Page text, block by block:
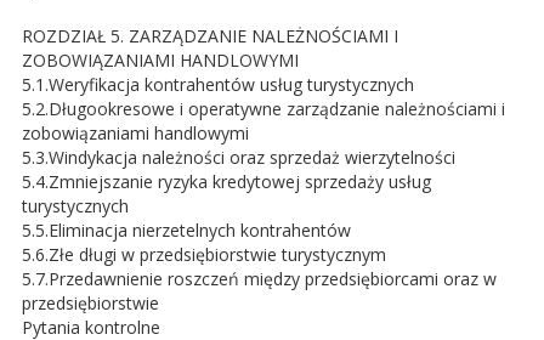
ROZDZIAŁ 5. ZARZĄDZANIE NALEŻNOŚCIAMI I
ZOBOWIĄZANIAMI HANDLOWYMI
5.1.Weryfikacja kontrahentów usług turystycznych
5.2.Długookresowe i operatywne zarządzanie należnościami i
zobowiązaniami handlowymi
5.3.Windykacja należności oraz sprzedaż wierzytelności
5.4.Zmniejszanie ryzyka kredytowej sprzedaży usług
turystycznych
5.5.Eliminacja nierzetelnych kontrahentów
5.6.Złe długi w przedsiębiorstwie turystycznym
5.7.Przedawnienie roszczeń między przedsiębiorcami oraz w
przedsiębiorstwie
Pytania kontrolne